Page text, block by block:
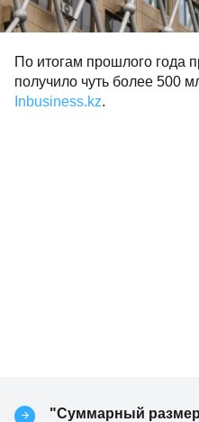
По итогам прошлого года
получило чуть более 500
Inbusiness.kz.
"Суммарный